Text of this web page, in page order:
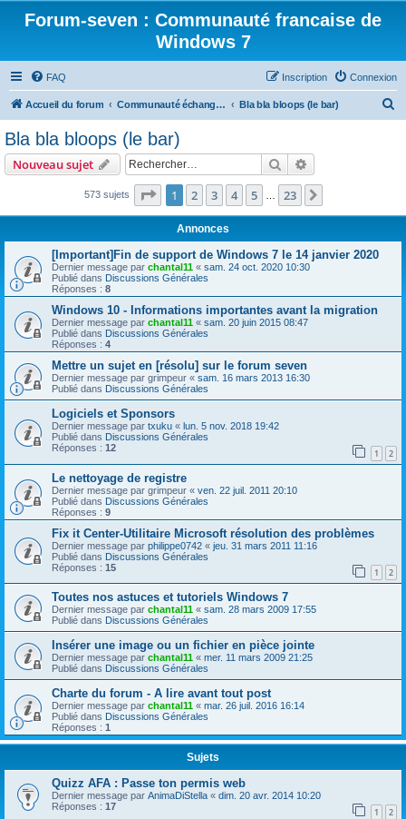
Forum-seven : Communauté francaise de
Windows 7
FAQ Connexion
Inscription
Accueil du forum Communauté échange Windows 7 Bla bla bloops (le bar)
r
Bla bla bloops (le bar)
Nouveau sujet Rechercher
573 sujets Page 1sur23
1 2 3 4 5 23
Annonces
[Important]Fin de support de Windows 7 le 14 janvier 2020
Dernier message par chantal11 « sam. 24 oct. 2020 10:30
Publié dans Discussions Générales
Réponses : 8
Windows 10 - Informations importantes avant la migration
Dernier message par chantal11 « sam. 20 juin 2015 08:47
Publié dans Discussions Générales
Réponses : 4
Mettre un sujet en [résolu] sur le forum seven
Dernier message par grimpeur « sam. 16 mars 2013 16:30
Publié dans Discussions Générales
Logiciels et Sponsors
Dernier message par txuku « lun. 5 nov. 2018 19:42
Publié dans Discussions Générales
Réponses : 12 1 2
Le nettoyage de registre
Dernier message par grimpeur « ven. 22 juil. 2011 20:10
Publié dans Discussions Générales
Réponses : 9
Fix it Center-Utilitaire Microsoft résolution des problèmes
Dernier message par philippe0742 « jeu. 31 mars 2011 11:16
Publié dans Discussions Générales
Réponses : 15 1 2
Toutes nos astuces et tutoriels Windows 7
Dernier message par chantal11 « sam. 28 mars 2009 17:55
Publié dans Discussions Générales
Insérer une image ou un fichier en pièce jointe
Dernier message par chantal11 « mer. 11 mars 2009 21:25
Publié dans Discussions Générales
Charte du forum - A lire avant tout post
Dernier message par chantal11 « mar. 26 juil. 2016 16:14
Publié dans Discussions Générales
Réponses : 1
Sujets
Quizz AFA : Passe ton permis web
Dernier message par AnimaDiStella « dim. 20 avr. 2014 10:20
Réponses : 17 1 2